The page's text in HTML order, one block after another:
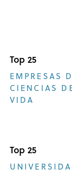
Top 25
EMPRESAS
CIENCIAS
VIDA
Top 25